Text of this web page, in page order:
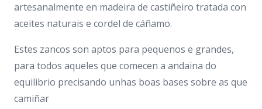
artesanalmente en madeira de castiñeiro tratada con
aceites naturais e cordel de cáñamo.
Estes zancos son aptos para pequenos e grandes,
para todos aqueles que comecen a andaina do
equilibrio precisando unhas boas bases sobre as que
camiñar